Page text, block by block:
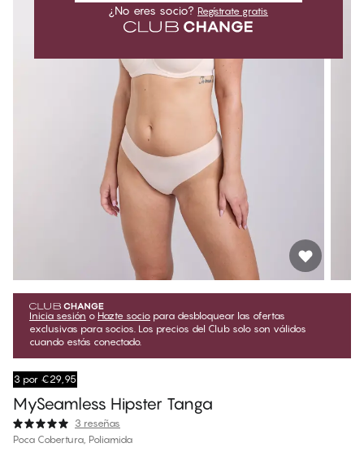
¿No eres socio? Regístrate gratis
Inicia sesión o Hazte socio para desbloquear las ofertas
exclusivas para socios. Los precios del Club solo son válidos
cuando estás conectado.
3 por €29,95
MySeamless Hipster Tanga
3 reseñas
Poca Cobertura, Poliamida